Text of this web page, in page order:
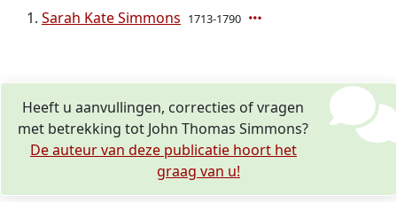
Sarah Kate Simmons 1713-1790
Heeft u aanvullingen, correcties of vragen
met betrekking tot John Thomas Simmons?
De auteur van deze publicatie hoort het
graag van u!